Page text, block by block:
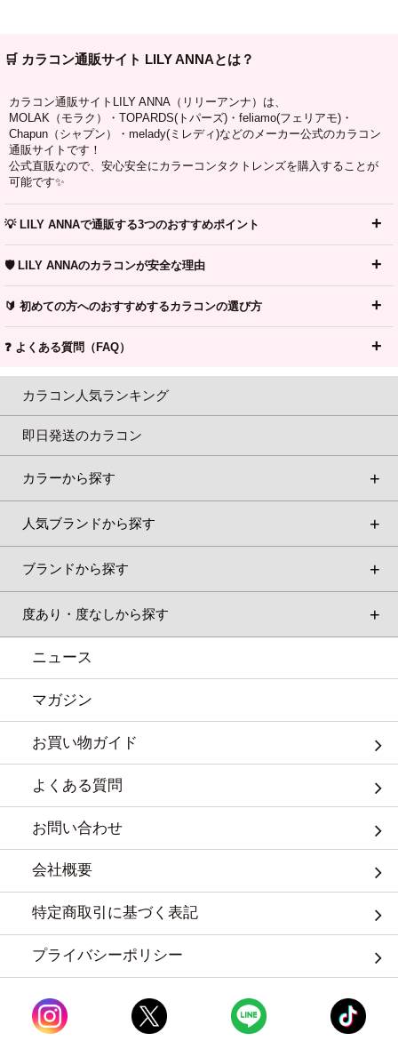
🛒 カラコン通販サイト LILY ANNAとは？
カラコン通販サイトLILY ANNA（リリーアンナ）は、
MOLAK（モラク）・TOPARDS(トパーズ)・feliamo(フェリアモ)・
Chapun（シャプン）・melady(ミレディ)などのメーカー公式のカラコン
通販サイトです！
公式直販なので、安心安全にカラーコンタクトレンズを購入することが
可能です✨
💡 LILY ANNAで通販する3つのおすすめポイント
🛡️ LILY ANNAのカラコンが安全な理由
🔰 初めての方へのおすすめするカラコンの選び方
❓ よくある質問（FAQ）
カラコン人気ランキング
即日発送のカラコン
カラーから探す
人気ブランドから探す
ブランドから探す
度あり・度なしから探す
ニュース
マガジン
お買い物ガイド
よくある質問
お問い合わせ
会社概要
特定商取引に基づく表記
プライバシーポリシー